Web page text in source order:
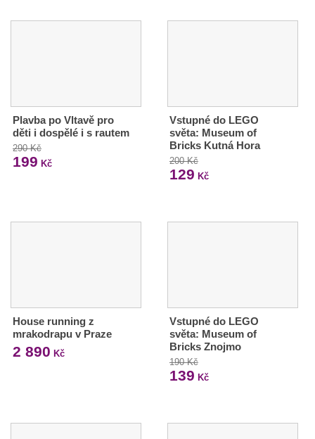
Plavba po Vltavě pro
děti i dospělé i s rautem
290 Kč
199 Kč
Vstupné do LEGO
světa: Museum of
Bricks Kutná Hora
200 Kč
129 Kč
House running z
mrakodrapu v Praze
2 890 Kč
Vstupné do LEGO
světa: Museum of
Bricks Znojmo
190 Kč
139 Kč